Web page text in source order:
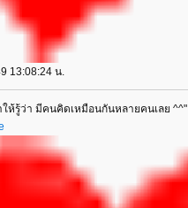
13:08:24 น.
ให้รู้ว่า มีคนคิดเหมือนกันหลายคนเลย ^^"